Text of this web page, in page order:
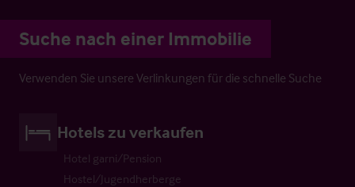
Suche nach einer Immobilie
Verwenden Sie unsere Verlinkungen für die schnelle Suche
Hotels zu verkaufen
Hotel garni/Pension
Hostel/Jugendherberge